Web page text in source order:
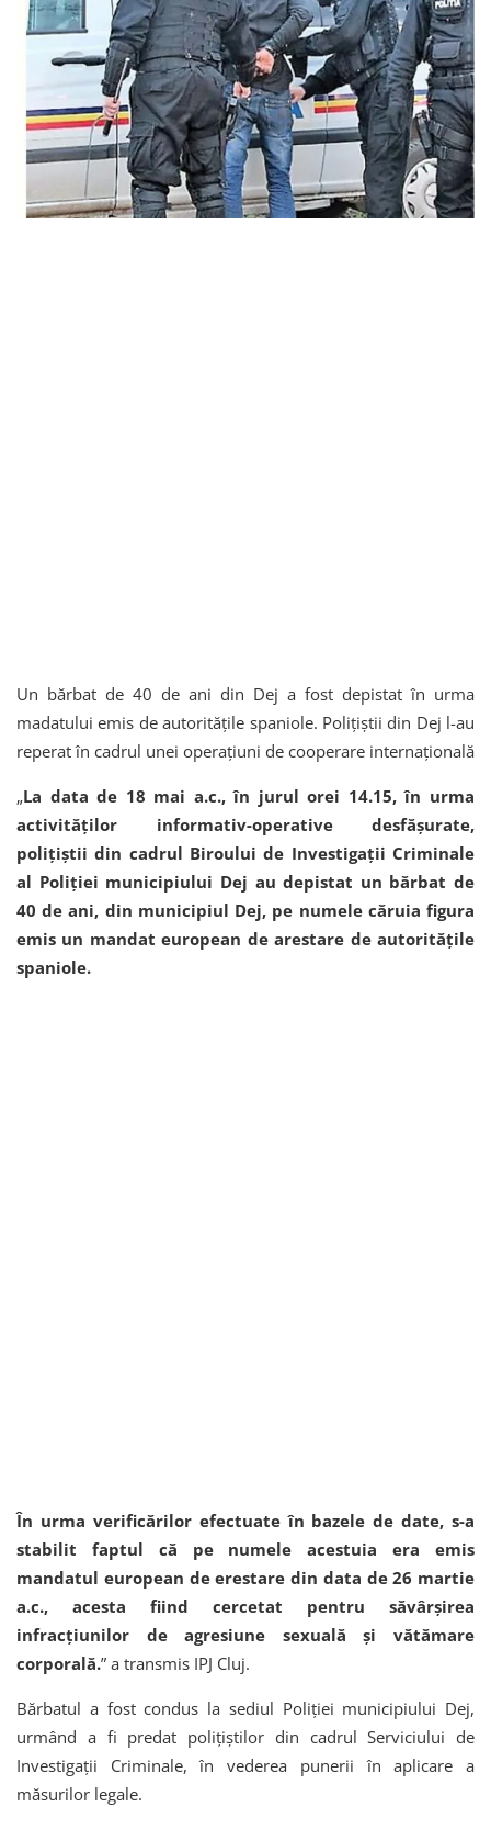
Un bărbat de 40 de ani din Dej a fost depistat în urma
madatului emis de autoritățile spaniole. Polițiștii din Dej l-au
reperat în cadrul unei operațiuni de cooperare internațională
„La data de 18 mai a.c., în jurul orei 14.15, în urma
activităților informativ-operative desfășurate,
polițiștii din cadrul Biroului de Investigații Criminale
al Poliției municipiului Dej au depistat un bărbat de
40 de ani, din municipiul Dej, pe numele căruia figura
emis un mandat european de arestare de autoritățile
spaniole.
În urma verificărilor efectuate în bazele de date, s-a
stabilit faptul că pe numele acestuia era emis
mandatul european de erestare din data de 26 martie
a.c., acesta fiind cercetat pentru săvârșirea
infracțiunilor de agresiune sexuală și vătămare
corporală.” a transmis IPJ Cluj.
Bărbatul a fost condus la sediul Poliției municipiului Dej,
urmând a fi predat polițiștilor din cadrul Serviciului de
Investigații Criminale, în vederea punerii în aplicare a
măsurilor legale.